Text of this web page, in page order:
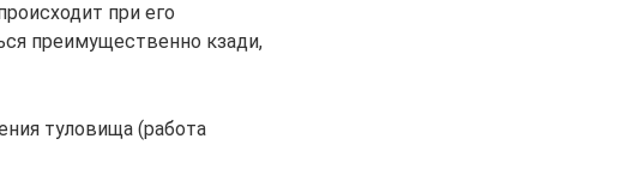
при его
преимущественно кзади,
туловища (работа